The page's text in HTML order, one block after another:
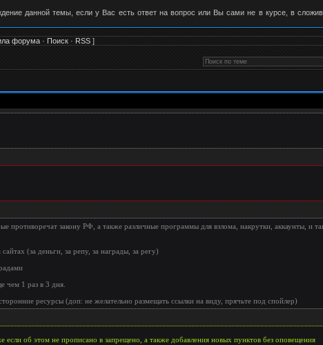
данной темы, если у Вас есть ответ на вопрос или Вы сами не в курсе, в
форума· Поиск· RSS]
противоречат закону РФ, а также различные программы для взлома, накрутки, аккаунты, и
(за деньги, за репу, за награды, за регу)
чем 1 раз в 3 дня.
ресурсы (доп: не желательно размещать ссылки на виду, прячьте под спойлер)
если об этом не прописано в запрещено, а также добавления новых пунктов без оповещения